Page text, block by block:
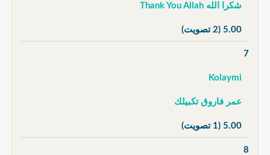
شكرا الله Thank You Allah
5.00 (2 تصويت)
7
Kolaymi
عمر فاروق تكبيلك
5.00 (1 تصويت)
8